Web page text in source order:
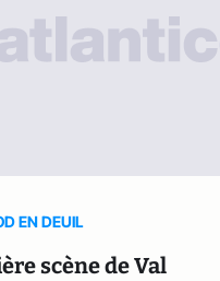
EN DEUIL
scène de Val